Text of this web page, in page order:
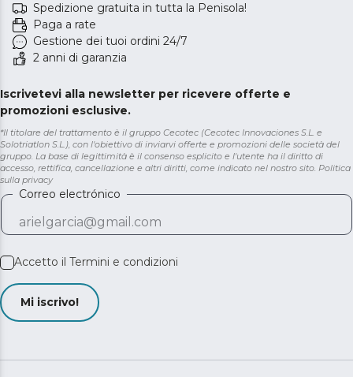
Spedizione gratuita in tutta la Penisola!
Paga a rate
Gestione dei tuoi ordini 24/7
2 anni di garanzia
Iscrivetevi alla newsletter per ricevere offerte e
promozioni esclusive.
*Il titolare del trattamento è il gruppo Cecotec (Cecotec Innovaciones S.L. e
Solotriatlon S.L.), con l'obiettivo di inviarvi offerte e promozioni delle società del
gruppo. La base di legittimità è il consenso esplicito e l'utente ha il diritto di
accesso, rettifica, cancellazione e altri diritti, come indicato nel nostro sito. Politica
sulla privacy
Correo electrónico
Accetto il Termini e condizioni
Mi iscrivo!